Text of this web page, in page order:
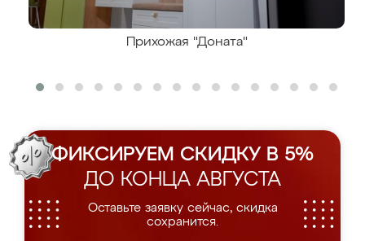
Прихожая "Доната"
ФИКСИРУЕМ СКИДКУ В 5%
ДО КОНЦА АВГУСТА
Оставьте заявку сейчас, скидка
сохранится.